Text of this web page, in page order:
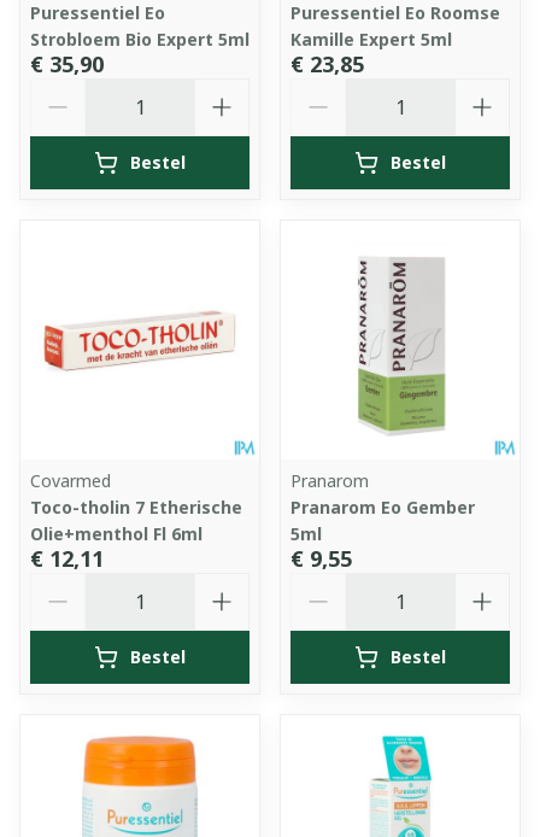
Puressentiel Eo
Strobloem Bio Expert 5ml
€ 35,90
Bestel
Puressentiel Eo Roomse
Kamille Expert 5ml
€ 23,85
Bestel
Covarmed
Toco-tholin 7 Etherische
Olie+menthol Fl 6ml
€ 12,11
Bestel
Pranarom
Pranarom Eo Gember
5ml
€ 9,55
Bestel